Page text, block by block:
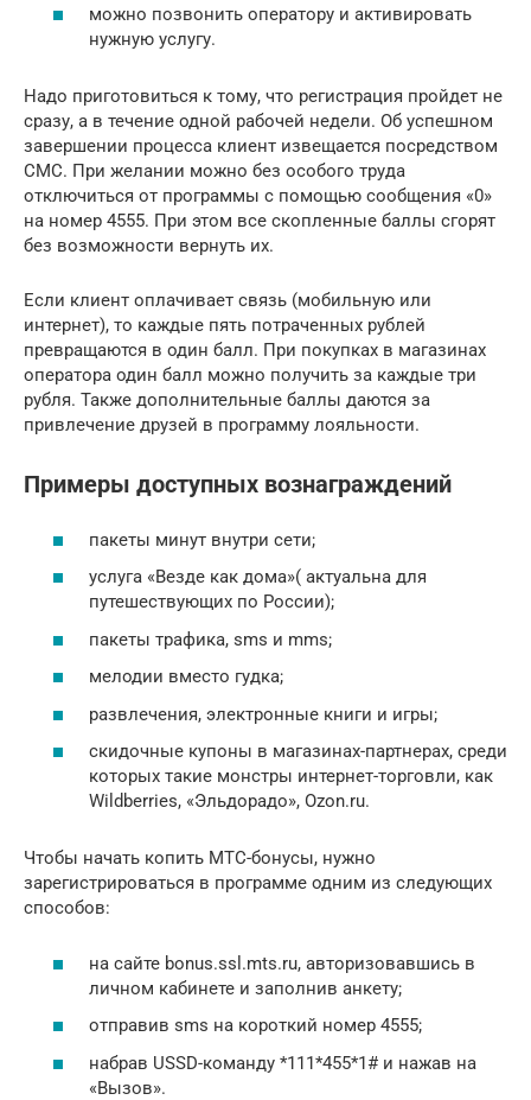
можно позвонить оператору и активировать
нужную услугу.
Надо приготовиться к тому, что регистрация пройдет не
сразу, а в течение одной рабочей недели. Об успешном
завершении процесса клиент извещается посредством
СМС. При желании можно без особого труда
отключиться от программы с помощью сообщения «0»
на номер 4555. При этом все скопленные баллы сгорят
без возможности вернуть их.
Если клиент оплачивает связь (мобильную или
интернет), то каждые пять потраченных рублей
превращаются в один балл. При покупках в магазинах
оператора один балл можно получить за каждые три
рубля. Также дополнительные баллы даются за
привлечение друзей в программу лояльности.
Примеры доступных вознаграждений
пакеты минут внутри сети;
услуга «Везде как дома»( актуальна для
путешествующих по России);
пакеты трафика, sms и mms;
мелодии вместо гудка;
развлечения, электронные книги и игры;
скидочные купоны в магазинах-партнерах, среди
которых такие монстры интернет-торговли, как
Wildberries, «Эльдорадо», Ozon.ru.
Чтобы начать копить МТС-бонусы, нужно
зарегистрироваться в программе одним из следующих
способов:
на сайте bonus.ssl.mts.ru, авторизовавшись в
личном кабинете и заполнив анкету;
отправив sms на короткий номер 4555;
набрав USSD-команду *111*455*1# и нажав на
«Вызов».